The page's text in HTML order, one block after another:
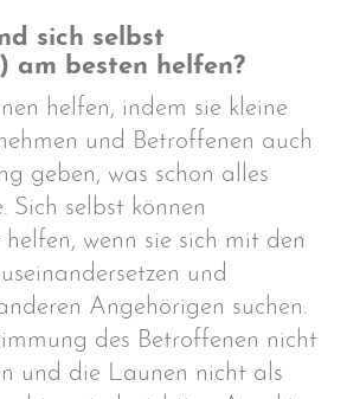
sich selbst
am besten helfen?
helfen, indem sie kleine
und Betroffenen auch
geben, was schon alles
Sich selbst können
wenn sie sich mit den
und
Angehörigen suchen.
des Betroffenen nicht
und die Launen nicht als